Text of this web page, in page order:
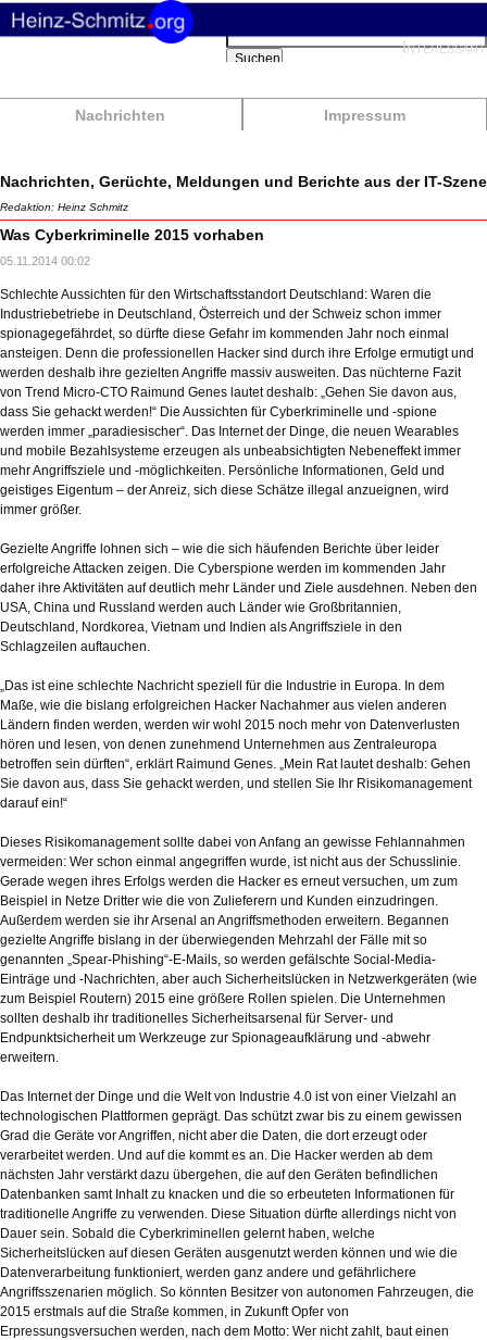
Nachrichten Impressum
Suchbegriffe
Suchen
Nachrichten, Gerüchte, Meldungen und Berichte aus der IT-Szene
Redaktion: Heinz Schmitz
Was Cyberkriminelle 2015 vorhaben
05.11.2014 00:02
Schlechte Aussichten für den Wirtschaftsstandort Deutschland: Waren die
Industriebetriebe in Deutschland, Österreich und der Schweiz schon immer
spionagegefährdet, so dürfte diese Gefahr im kommenden Jahr noch einmal
ansteigen. Denn die professionellen Hacker sind durch ihre Erfolge ermutigt und
werden deshalb ihre gezielten Angriffe massiv ausweiten. Das nüchterne Fazit
von Trend Micro-CTO Raimund Genes lautet deshalb: „Gehen Sie davon aus,
dass Sie gehackt werden!“ Die Aussichten für Cyberkriminelle und -spione
werden immer „paradiesischer“. Das Internet der Dinge, die neuen Wearables
und mobile Bezahlsysteme erzeugen als unbeabsichtigten Nebeneffekt immer
mehr Angriffsziele und -möglichkeiten. Persönliche Informationen, Geld und
geistiges Eigentum – der Anreiz, sich diese Schätze illegal anzueignen, wird
immer größer.
Gezielte Angriffe lohnen sich – wie die sich häufenden Berichte über leider
erfolgreiche Attacken zeigen. Die Cyberspione werden im kommenden Jahr
daher ihre Aktivitäten auf deutlich mehr Länder und Ziele ausdehnen. Neben den
USA, China und Russland werden auch Länder wie Großbritannien,
Deutschland, Nordkorea, Vietnam und Indien als Angriffsziele in den
Schlagzeilen auftauchen.
„Das ist eine schlechte Nachricht speziell für die Industrie in Europa. In dem
Maße, wie die bislang erfolgreichen Hacker Nachahmer aus vielen anderen
Ländern finden werden, werden wir wohl 2015 noch mehr von Datenverlusten
hören und lesen, von denen zunehmend Unternehmen aus Zentraleuropa
betroffen sein dürften“, erklärt Raimund Genes. „Mein Rat lautet deshalb: Gehen
Sie davon aus, dass Sie gehackt werden, und stellen Sie Ihr Risikomanagement
darauf ein!“
Dieses Risikomanagement sollte dabei von Anfang an gewisse Fehlannahmen
vermeiden: Wer schon einmal angegriffen wurde, ist nicht aus der Schusslinie.
Gerade wegen ihres Erfolgs werden die Hacker es erneut versuchen, um zum
Beispiel in Netze Dritter wie die von Zulieferern und Kunden einzudringen.
Außerdem werden sie ihr Arsenal an Angriffsmethoden erweitern. Begannen
gezielte Angriffe bislang in der überwiegenden Mehrzahl der Fälle mit so
genannten „Spear-Phishing“-E-Mails, so werden gefälschte Social-Media-
Einträge und -Nachrichten, aber auch Sicherheitslücken in Netzwerkgeräten (wie
zum Beispiel Routern) 2015 eine größere Rollen spielen. Die Unternehmen
sollten deshalb ihr traditionelles Sicherheitsarsenal für Server- und
Endpunktsicherheit um Werkzeuge zur Spionageaufklärung und -abwehr
erweitern.
Das Internet der Dinge und die Welt von Industrie 4.0 ist von einer Vielzahl an
technologischen Plattformen geprägt. Das schützt zwar bis zu einem gewissen
Grad die Geräte vor Angriffen, nicht aber die Daten, die dort erzeugt oder
verarbeitet werden. Und auf die kommt es an. Die Hacker werden ab dem
nächsten Jahr verstärkt dazu übergehen, die auf den Geräten befindlichen
Datenbanken samt Inhalt zu knacken und die so erbeuteten Informationen für
traditionelle Angriffe zu verwenden. Diese Situation dürfte allerdings nicht von
Dauer sein. Sobald die Cyberkriminellen gelernt haben, welche
Sicherheitslücken auf diesen Geräten ausgenutzt werden können und wie die
Datenverarbeitung funktioniert, werden ganz andere und gefährlichere
Angriffsszenarien möglich. So könnten Besitzer von autonomen Fahrzeugen, die
2015 erstmals auf die Straße kommen, in Zukunft Opfer von
Erpressungsversuchen werden, nach dem Motto: Wer nicht zahlt, baut einen